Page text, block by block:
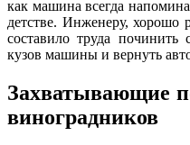
как машина всегда
детстве. Инженеру, хорошо
составило труда починить
кузов машины и вернуть
Захватывающие
виноградников